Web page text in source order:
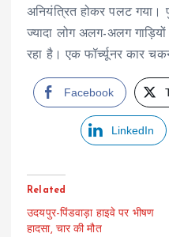
अनियंत्रित होकर पलट
ज्यादा लोग अलग-अलग
रहा है। एक फॉर्च्यूनर कार
Facebook
LinkedIn
Related
उदयपुर-पिंडवाड़ा हाइवे पर भीषण
हादसा, चार की मौत